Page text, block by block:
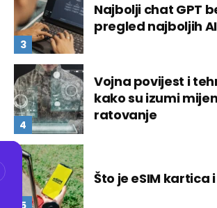
Najbolji chat GPT
pregled najboljih
Vojna povijest i
kako su izumi
ratovanje
Što je eSIM kartica